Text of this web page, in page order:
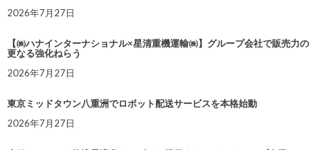
2026年7月27日
【㈱ハナインターナショナル×星清重機運輸㈱】グループ会社で販売力の
更なる強化ねらう
2026年7月27日
東京ミッドタウン八重洲でロボット配送サービスを本格始動
2026年7月27日